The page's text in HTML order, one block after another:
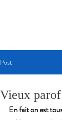
Post
Vieux
En fait on est